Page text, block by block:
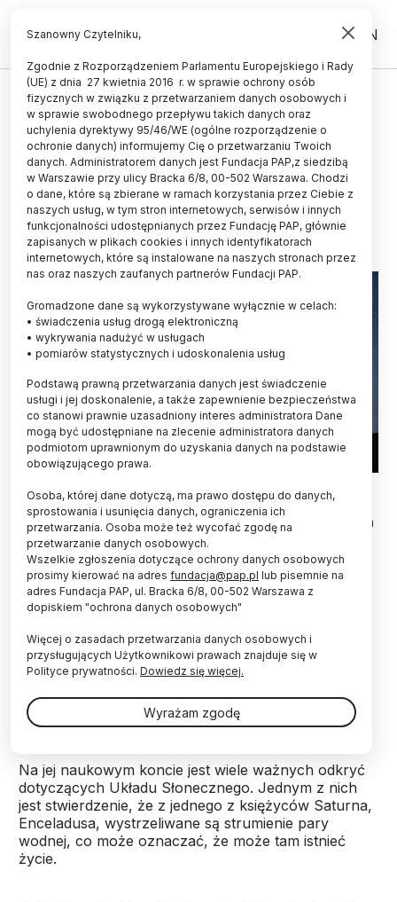
PL EN
ŚWIAT
W. Brytania/ Po raz pierwszy od
350 lat kobieta astronomem
królewskim
31.07.2025
aktualizacja: 31.07.2025
2 minuty czytania
Prof. fizyki Michele Dougherty została mianowana
w środę na stanowisko astronoma królewskiego -
oficjalnego doradcy króla Karola III. Jest pierwszą
od 350 lat kobietą pełniącą tę funkcję.
badaczką misji Cassini w ramach programu NASA.
Specjalizuje się w projektowaniu i obsłudze
instrumentów do pomiaru pola magnetycznego w
kosmosie na sondach NASA i Europejskiej Agencji
Kosmicznej (ESA).
Na jej naukowym koncie jest wiele ważnych odkryć
dotyczących Układu Słonecznego. Jednym z nich
jest stwierdzenie, że z jednego z księżyców Saturna,
Enceladusa, wystrzeliwane są strumienie pary
wodnej, co może oznaczać, że może tam istnieć
życie.
Szanowny Czytelniku,
Zgodnie z Rozporządzeniem Parlamentu Europejskiego i Rady
(UE) z dnia 27 kwietnia 2016 r. w sprawie ochrony osób
fizycznych w związku z przetwarzaniem danych osobowych i
w sprawie swobodnego przepływu takich danych oraz
uchylenia dyrektywy 95/46/WE (ogólne rozporządzenie o
ochronie danych) informujemy Cię o przetwarzaniu Twoich
danych. Administratorem danych jest Fundacja PAP,z siedzibą
w Warszawie przy ulicy Bracka 6/8, 00-502 Warszawa. Chodzi
o dane, które są zbierane w ramach korzystania przez Ciebie z
naszych usług, w tym stron internetowych, serwisów i innych
funkcjonalności udostępnianych przez Fundację PAP, głównie
zapisanych w plikach cookies i innych identyfikatorach
internetowych, które są instalowane na naszych stronach przez
nas oraz naszych zaufanych partnerów Fundacji PAP.
Gromadzone dane są wykorzystywane wyłącznie w celach:
• świadczenia usług drogą elektroniczną
• wykrywania nadużyć w usługach
• pomiarów statystycznych i udoskonalenia usług
Podstawą prawną przetwarzania danych jest świadczenie
usługi i jej doskonalenie, a także zapewnienie bezpieczeństwa
co stanowi prawnie uzasadniony interes administratora Dane
mogą być udostępniane na zlecenie administratora danych
podmiotom uprawnionym do uzyskania danych na podstawie
obowiązującego prawa.
Osoba, której dane dotyczą, ma prawo dostępu do danych,
sprostowania i usunięcia danych, ograniczenia ich
przetwarzania. Osoba może też wycofać zgodę na
przetwarzanie danych osobowych.
Wszelkie zgłoszenia dotyczące ochrony danych osobowych
prosimy kierować na adres fundacja@pap.pl lub pisemnie na
adres Fundacja PAP, ul. Bracka 6/8, 00-502 Warszawa z
dopiskiem "ochrona danych osobowych"
Więcej o zasadach przetwarzania danych osobowych i
przysługujących Użytkownikowi prawach znajduje się w
Polityce prywatności. Dowiedz się więcej.
Wyrażam zgodę